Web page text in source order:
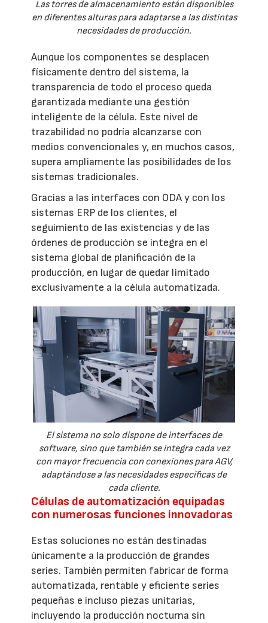
Las torres de almacenamiento están disponibles
en diferentes alturas para adaptarse a las distintas
necesidades de producción.
Aunque los componentes se desplacen
físicamente dentro del sistema, la
transparencia de todo el proceso queda
garantizada mediante una gestión
inteligente de la célula. Este nivel de
trazabilidad no podría alcanzarse con
medios convencionales y, en muchos casos,
supera ampliamente las posibilidades de los
sistemas tradicionales.
Gracias a las interfaces con ODA y con los
sistemas ERP de los clientes, el
seguimiento de las existencias y de las
órdenes de producción se integra en el
sistema global de planificación de la
producción, en lugar de quedar limitado
exclusivamente a la célula automatizada.
El sistema no solo dispone de interfaces de
software, sino que también se integra cada vez
con mayor frecuencia con conexiones para AGV,
adaptándose a las necesidades específicas de
cada cliente.
Células de automatización equipadas
con numerosas funciones innovadoras
Estas soluciones no están destinadas
únicamente a la producción de grandes
series. También permiten fabricar de forma
automatizada, rentable y eficiente series
pequeñas e incluso piezas unitarias,
incluyendo la producción nocturna sin